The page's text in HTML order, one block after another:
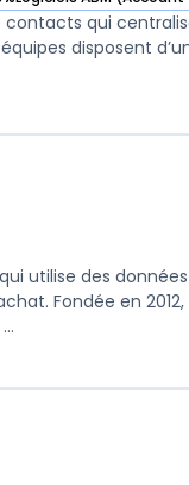
Clay dans cette
qui
disposent
utilise des
Fondée en